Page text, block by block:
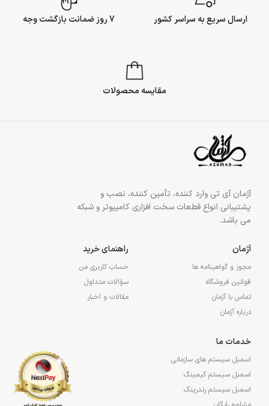
ارسال سریع به سراسر کشور 7 روز ضمانت بازگشت وجه
مقایسه محصولات
آژمان آی تی وارد کننده، تأمین کننده، نصب و
پشتیبانی انواع قطعات سخت افزاری کامپیوتر و شبکه
می باشد.
آژمان
مجوز و گواهینامه ها
قوانین فروشگاه
تماس با آژمان
درباره آژمان
راهنمای خرید
حساب کاربری من
سؤالات متداول
مقالات و اخبار
خدمات ما
اسمبل سیستم های سازمانی
اسمبل سیستم گیمینگ
اسمبل سیستم رندرینگ